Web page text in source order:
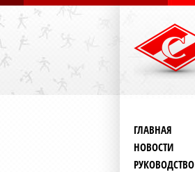
ГЛАВНАЯ
НОВОСТИ
РУКОВОДСТВО